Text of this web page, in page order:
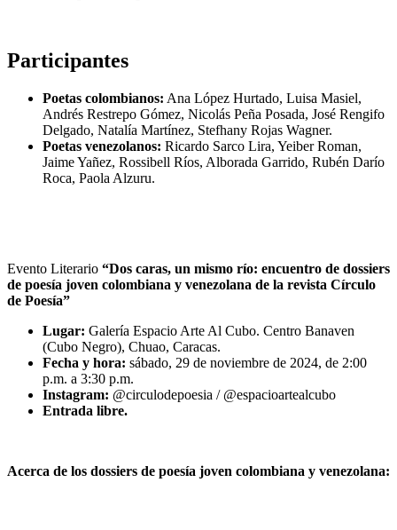
Participantes
Poetas colombianos: Ana López Hurtado, Luisa Masiel,
Andrés Restrepo Gómez, Nicolás Peña Posada, José Rengifo
Delgado, Natalía Martínez, Stefhany Rojas Wagner.
Poetas venezolanos: Ricardo Sarco Lira, Yeiber Roman,
Jaime Yañez, Rossibell Ríos, Alborada Garrido, Rubén Darío
Roca, Paola Alzuru.
Evento Literario “Dos caras, un mismo río: encuentro de dossiers
de poesía joven colombiana y venezolana de la revista Círculo
de Poesía”
Lugar: Galería Espacio Arte Al Cubo. Centro Banaven
(Cubo Negro), Chuao, Caracas.
Fecha y hora: sábado, 29 de noviembre de 2024, de 2:00
p.m. a 3:30 p.m.
Instagram: @circulodepoesia / @espacioartealcubo
Entrada libre.
Acerca de los dossiers de poesía joven colombiana y venezolana: